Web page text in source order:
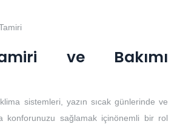
ve Bakımı
sistemleri, yazın sıcak günlerinde ve
konforunuzu sağlamak içinönemli bir rol